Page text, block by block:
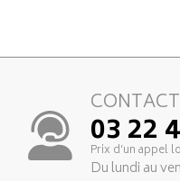
03 22
Prix d’un appel
Du lundi au